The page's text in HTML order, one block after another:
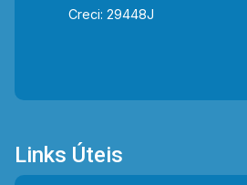
Creci: 29448J
Links Úteis